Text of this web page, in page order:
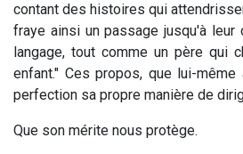
contant des histoires qui
fraye ainsi un passage jusqu'à leur
langage, tout comme un père qui
enfant." Ces propos, que lui-
perfection sa propre manière de
Que son mérite nous protège.